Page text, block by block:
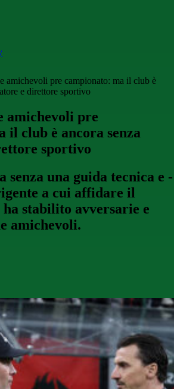
amichevoli pre campionato: ma il club è
e direttore sportivo
amichevoli pre
il club è ancora senza
sportivo
una guida tecnica e -
a cui affidare il
stabilito avversarie e
amichevoli.